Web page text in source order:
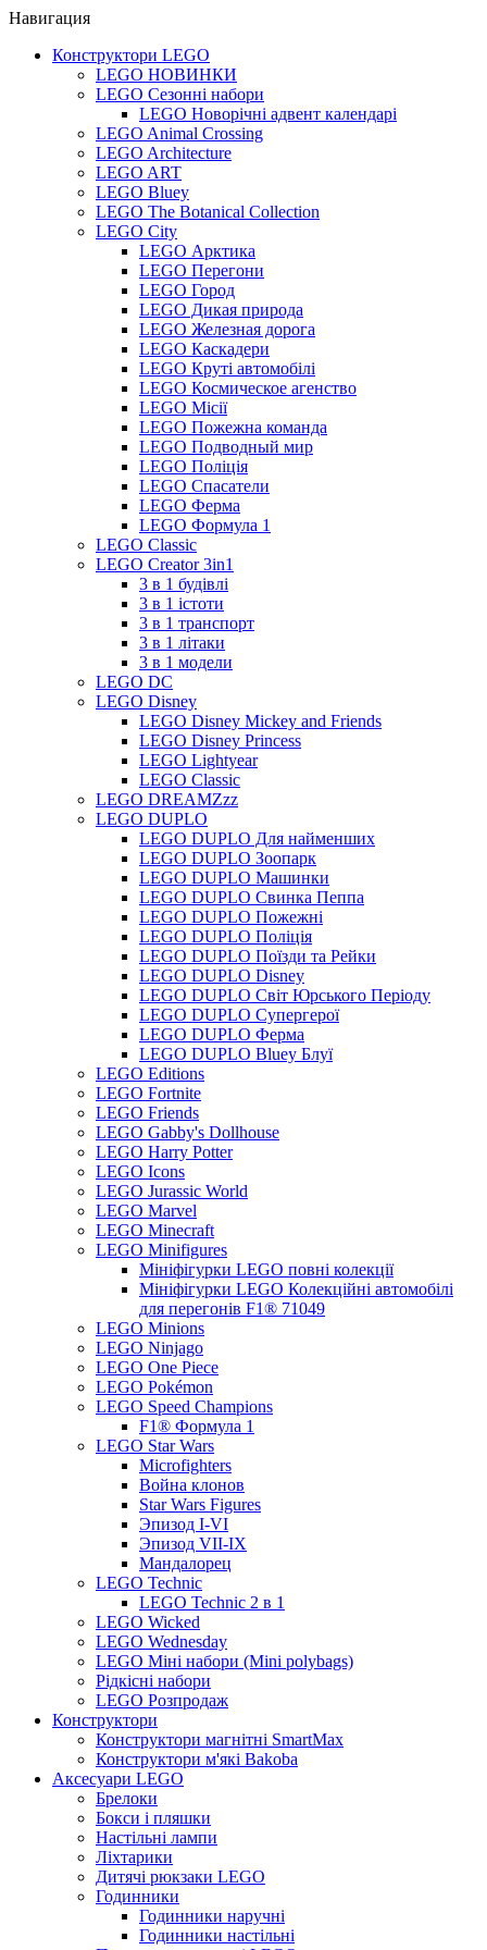
Навигация
Конструктори LEGO
LEGO НОВИНКИ
LEGO Сезонні набори
LEGO Новорічні адвент календарі
LEGO Animal Crossing
LEGO Architecture
LEGO ART
LEGO Bluey
LEGO The Botanical Collection
LEGO City
LEGO Арктика
LEGO Перегони
LEGO Город
LEGO Дикая природа
LEGO Железная дорога
LEGO Каскадери
LEGO Круті автомобілі
LEGO Космическое агенство
LEGO Місії
LEGO Пожежна команда
LEGO Подводный мир
LEGO Поліція
LEGO Спасатели
LEGO Ферма
LEGO Формула 1
LEGO Classic
LEGO Creator 3in1
3 в 1 будівлі
3 в 1 істоти
3 в 1 транспорт
3 в 1 літаки
3 в 1 модели
LEGO DC
LEGO Disney
LEGO Disney Mickey and Friends
LEGO Disney Princess
LEGO Lightyear
LEGO Classic
LEGO DREAMZzz
LEGO DUPLO
LEGO DUPLO Для найменших
LEGO DUPLO Зоопарк
LEGO DUPLO Машинки
LEGO DUPLO Свинка Пеппа
LEGO DUPLO Пожежні
LEGO DUPLO Поліція
LEGO DUPLO Поїзди та Рейки
LEGO DUPLO Disney
LEGO DUPLO Світ Юрського Періоду
LEGO DUPLO Супергерої
LEGO DUPLO Ферма
LEGO DUPLO Bluey Блуї
LEGO Editions
LEGO Fortnite
LEGO Friends
LEGO Gabby's Dollhouse
LEGO Harry Potter
LEGO Icons
LEGO Jurassic World
LEGO Marvel
LEGO Minecraft
LEGO Minifigures
Мініфігурки LEGO повні колекції
Мініфігурки LEGO Колекційні автомобілі
для перегонів F1® 71049
LEGO Minions
LEGO Ninjago
LEGO One Piece
LEGO Pokémon
LEGO Speed Champions
F1® Формула 1
LEGO Star Wars
Microfighters
Война клонов
Star Wars Figures
Эпизод I-VI
Эпизод VII-IX
Мандалорец
LEGO Technic
LEGO Technic 2 в 1
LEGO Wicked
LEGO Wednesday
LEGO Міні набори (Mini polybags)
Рідкісні набори
LEGO Розпродаж
Конструктори
Конструктори магнітні SmartMax
Конструктори м'які Bakoba
Аксесуари LEGO
Брелоки
Бокси і пляшки
Настільні лампи
Ліхтарики
Дитячі рюкзаки LEGO
Годинники
Годинники наручні
Годинники настільні